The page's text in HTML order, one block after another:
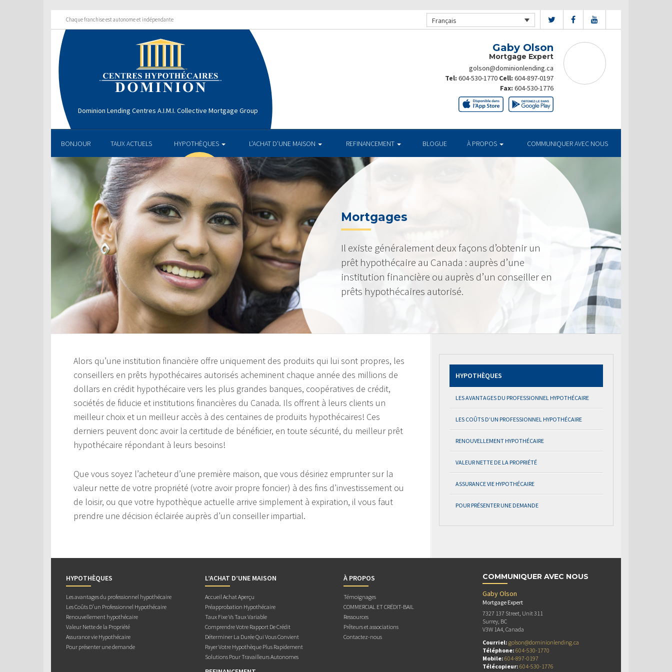
Chaque franchise est autonome et indépendante Français
Dominion Lending Centres A.I.M.I. Collective Mortgage Group
Gaby Olson
Mortgage Expert
golson@dominionlending.ca
Tel: 604-530-1770 Cell: 604-897-0197
Fax: 604-530-1776
BONJOUR TAUX ACTUELS HYPOTHÈQUES L’ACHAT D’UNE MAISON REFINANCEMENT BLOGUE À PROPOS COMMUNIQUER AVEC NOUS
Mortgages
Il existe généralement deux façons d’obtenir un
prêt hypothécaire au Canada : auprès d’une
institution financière ou auprès d’un conseiller en
prêts hypothécaires autorisé.
Alors qu’une institution financière offre uniquement des produits qui lui sont propres, les
conseillers en prêts hypothécaires autorisés acheminent chaque année des millions de
dollars en crédit hypothécaire vers les plus grandes banques, coopératives de crédit,
sociétés de fiducie et institutions financières du Canada. Ils offrent à leurs clients un
meilleur choix et un meilleur accès à des centaines de produits hypothécaires! Ces
derniers peuvent donc avoir la certitude de bénéficier, en toute sécurité, du meilleur prêt
hypothécaire répondant à leurs besoins!
Que vous soyez l’acheteur d’une première maison, que vous désiriez emprunter sur la
valeur nette de votre propriété (votre avoir propre foncier) à des fins d’investissement ou
de loisir, ou que votre hypothèque actuelle arrive simplement à expiration, il vous faut
prendre une décision éclairée auprès d’un conseiller impartial.
HYPOTHÈQUES
LES AVANTAGES DU PROFESSIONNEL HYPOTHÉCAIRE
LES COÛTS D’UN PROFESSIONNEL HYPOTHÉCAIRE
RENOUVELLEMENT HYPOTHÉCAIRE
VALEUR NETTE DE LA PROPRIÉTÉ
ASSURANCE VIE HYPOTHÉCAIRE
POUR PRÉSENTER UNE DEMANDE
HYPOTHÈQUES
Les avantages du professionnel hypothécaire
Les Coûts D’un Professionnel Hypothécaire
Renouvellement hypothécaire
Valeur Nette de la Propriété
Assurance vie Hypothécaire
Pour présenter une demande
L’ACHAT D’UNE MAISON
Accueil Achat Aperçu
Préapprobation Hypothécaire
Taux Fixe Vs Taux Variable
Comprendre Votre Rapport De Crédit
Déterminer La Durée Qui Vous Convient
Payer Votre Hypothèque Plus Rapidement
Solutions Pour Travailleurs Autonomes
À PROPOS
Témoignages
COMMERCIAL ET CRÉDIT-BAIL
Ressources
Prêteurs et associations
Contactez-nous
COMMUNIQUER AVEC NOUS
Gaby Olson
Mortgage Expert
7327 137 Street, Unit 311
Surrey, BC
V3W 1A4, Canada
Courriel: golson@dominionlending.ca
Téléphone: 604-530-1770
Mobile: 604-897-0197
Télécopieur: 604-530-1776